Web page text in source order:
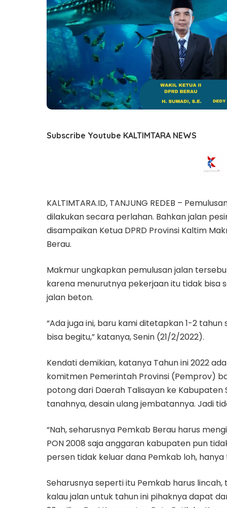
Subscribe Youtube KALTIMTARA NEWS
KALTIMTARA.ID, TANJUNG REDEB –
dilakukan secara perlahan. Bahkan jalan
disampaikan Ketua DPRD Provinsi Kaltim
Berau.
Makmur ungkapkan pemulusan jalan
karena menurutnya pekerjaan itu tidak bisa
jalan beton.
“Ada juga ini, baru kami ditetapkan 1-2
bisa begitu,” katanya, Senin (21/2/2022).
Kendati demikian, katanya Tahun ini 2022
komitmen Pemerintah Provinsi (Pemprov)
potong dari Daerah Talisayan ke
tanahnya, desain ulang jembatannya. Jadi
“Nah, seharusnya Pemkab Berau harus
PON 2008 saja anggaran kabupaten pun
persen tidak keluar dana Pemkab loh, hanya
Seharusnya seperti itu Pemkab harus
kalau jalan untuk tahun ini pihaknya dapat